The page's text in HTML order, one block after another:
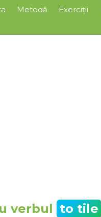
Metodă Exerciții
verbul to tile